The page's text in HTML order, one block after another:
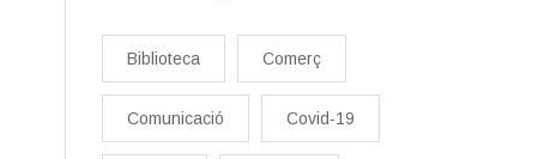
Biblioteca Comerç
Comunicació Covid-19